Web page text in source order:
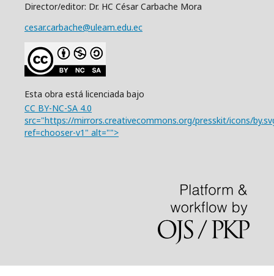
Director/editor: Dr. HC César Carbache Mora
cesar.carbache@uleam.edu.ec
Esta obra está licenciada bajo
CC BY-NC-SA 4.0
src="https://mirrors.creativecommons.org/presskit/icons/
ref=chooser-v1" alt="">